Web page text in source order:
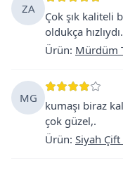
ZA
Çok şık kaliteli
oldukça hızlıydı.
Ürün: Mürdüm
MG
kumaşı biraz
çok güzel,.
Ürün: Siyah Çift